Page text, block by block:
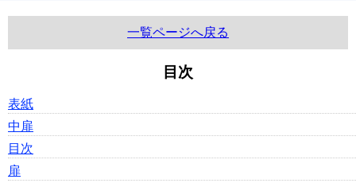
一覧ページへ戻る
目次
表紙
中扉
目次
扉